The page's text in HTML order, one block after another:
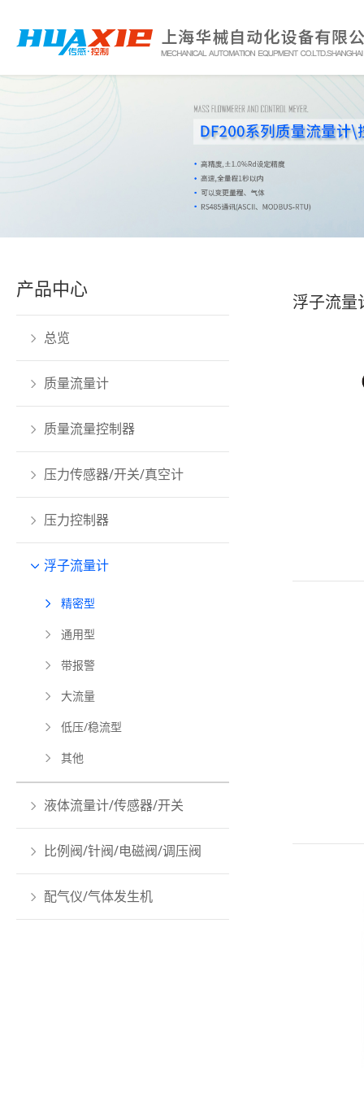
产品中心
总览
质量流量计
质量流量控制器
压力传感器/开关/真空计
压力控制器
浮子流量计
精密型
通用型
带报警
大流量
低压/稳流型
其他
液体流量计/传感器/开关
比例阀/针阀/电磁阀/调压阀
配气仪/气体发生机
浮子流量